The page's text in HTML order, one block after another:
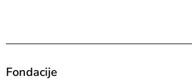
Fondacije